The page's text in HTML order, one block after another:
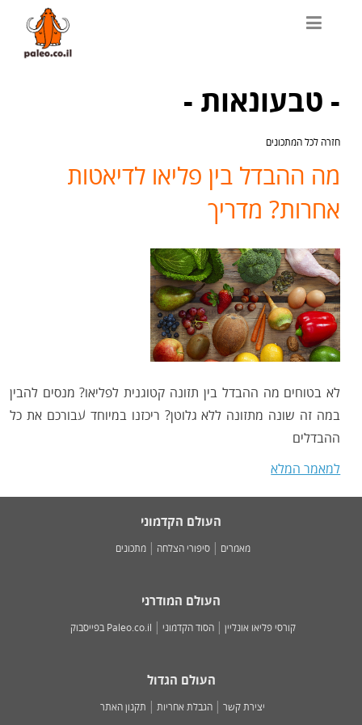
- טבעונאות -
חזרה לכל המתכונים
מה ההבדל בין פליאו לדיאטות
אחרות? מדריך
לא בטוחים מה ההבדל בין תזונה קטוגנית לפליאו? מנסים להבין
במה זה שונה מתזונה ללא גלוטן? ריכזנו במיוחד עבורכם את כל
ההבדלים
למאמר המלא
העולם הקדמוני
מאמרים סיפורי הצלחה מתכונים
העולם המודרני
קורסי פליאו אונליין הסוד הקדמוני Paleo.co.il בפייסבוק
העולם הגדול
יצירת קשר הגבלת אחריות תקנון האתר